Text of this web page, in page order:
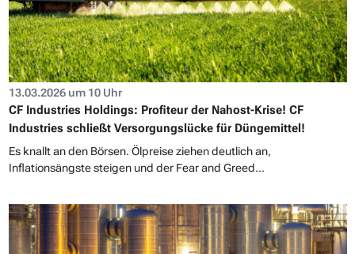
13.03.2026 um 10 Uhr
CF Industries Holdings: Profiteur der Nahost-Krise! CF
Industries schließt Versorgungslücke für Düngemittel!
Es knallt an den Börsen. Ölpreise ziehen deutlich an,
Inflationsängste steigen und der Fear and Greed...